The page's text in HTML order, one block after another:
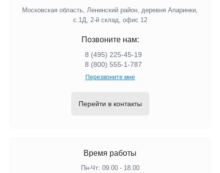
Московская область, Ленинский район, деревня Апаринки,
с.1Д, 2-й склад, офис 12
Позвоните нам:
8 (495) 225-45-19
8 (800) 555-1-787
Перезвоните мне
Перейти в контакты
Время работы
Пн-Чт: 09.00 - 18.00